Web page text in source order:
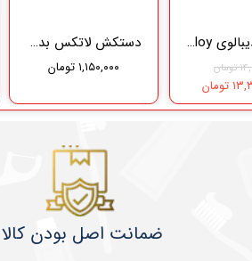
دستکش لاتکس بدون پودر اپی پرفکت (گاماتکس) (100 عددی)
۱,۱۵۰,۰۰۰ تومان
آمالکپ دیبالوی Dibaloy
ضمانت اصل بودن کالا